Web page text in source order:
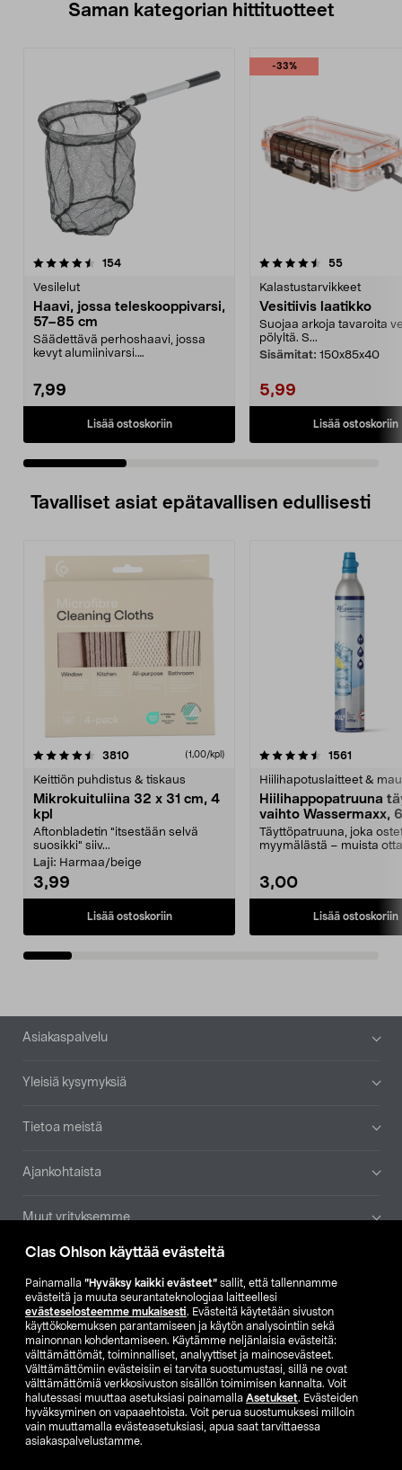
Clas Ohlson käyttää evästeitä
Painamalla ”Hyväksy kaikki evästeet” sallit, että tallennamme
evästeitä ja muuta seurantateknologiaa laitteellesi
evästeselosteemme mukaisesti. Evästeitä käytetään sivuston
käyttökokemuksen parantamiseen ja käytön analysointiin sekä
mainonnan kohdentamiseen. Käytämme neljänlaisia evästeitä:
välttämättömät, toiminnalliset, analyyttiset ja mainosevästeet.
Välttämättömiin evästeisiin ei tarvita suostumustasi, sillä ne ovat
välttämättömiä verkkosivuston sisällön toimimisen kannalta. Voit
halutessasi muuttaa asetuksiasi painamalla Asetukset. Evästeiden
hyväksyminen on vapaaehtoista. Voit perua suostumuksesi milloin
vain muuttamalla evästeasetuksiasi, apua saat tarvittaessa
asiakaspalvelustamme.
Saman kategorian hittituotteet
154arvostelut
Vesilelut
Haavi, jossa teleskooppivarsi,
57–85 cm
Säädettävä perhoshaavi, jossa
kevyt alumiinivarsi.
7,99
Lisää ostoskoriin
-33%
4.5 viidestä
55arvostelut
Kalastustarvikkeet
Vesitiivis laatikko
Suojaa arkoja tavaroita
pölyltä. S...
Sisämitat: 150x85x40
5,99
Lisää ostoskoriin
4.5 viidestä
Tavalliset asiat epätavallisen edullisesti
3810arvostelut (1,00/kpl)
Keittiön puhdistus & tiskaus
Mikrokuituliina 32 x 31 cm, 4
kpl
Aftonbladetin "itsestään selvä
suosikki" siiv...
Laji: Harmaa/beige
3,99
Lisää ostoskoriin
4.5viidestä
1561
Hiilihapotuslaitteet &
Hiilihappopatruuna
vaihto Wassermaxx,
Täyttöpatruuna, joka
myymälästä – muista
3,00
Lisää ostoskoriin
4.5viidestä
Alatunniste
Asiakaspalvelu
Yleisiä kysymyksiä
Tietoa meistä
Ajankohtaista
Muut yrityksemme
Etsi myymälä
SE NO FI
FI SV